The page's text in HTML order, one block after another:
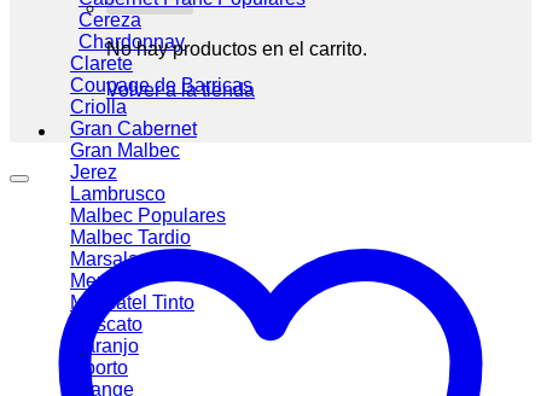
Cereza
Chardonnay
Clarete
Coupage de Barricas
Criolla
Gran Cabernet
Gran Malbec
Jerez
Lambrusco
Malbec
Malbec Tardio
Marsala
Merlot
Moscatel Tinto
Moscato
Naranjo
Oporto
Orange
No hay productos en el carrito.
Volver a la tienda